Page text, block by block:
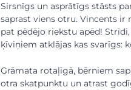
Sirsnīgs un asprātīgs stāsts
saprast viens otru. Vincents ir
pat pēdējo riekstu apēd!
ķīviņiem atklājas kas svarīgs:
Grāmata rotaļīgā, bērniem
otra skatpunktu un atrast